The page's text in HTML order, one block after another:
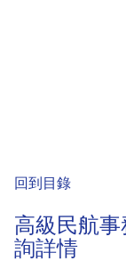
回到目錄
高級民航
詢詳情